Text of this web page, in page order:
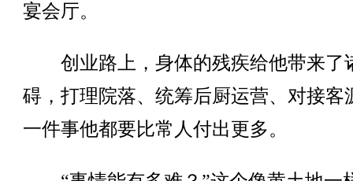
宴会厅。
创业路上，身体的残疾给他带来了
碍，打理院落、统筹后厨运营、对接客
一件事他都要比常人付出更多。